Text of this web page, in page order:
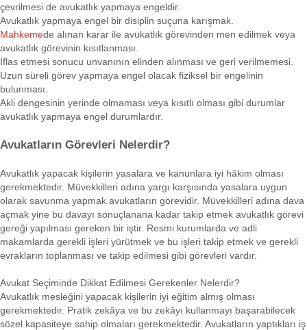
çevrilmesi de avukatlık yapmaya engeldir.
Avukatlık yapmaya engel bir disiplin suçuna karışmak.
Mahkemede alınan karar ile avukatlık görevinden men edilmek veya
avukatlık görevinin kısıtlanması.
İflas etmesi sonucu unvanının elinden alınması ve geri verilmemesi.
Uzun süreli görev yapmaya engel olacak fiziksel bir engelinin
bulunması.
Akli dengesinin yerinde olmaması veya kısıtlı olması gibi durumlar
avukatlık yapmaya engel durumlardır.
Avukatların Görevleri Nelerdir?
Avukatlık yapacak kişilerin yasalara ve kanunlara iyi hâkim olması
gerekmektedir. Müvekkilleri adına yargı karşısında yasalara uygun
olarak savunma yapmak avukatların görevidir. Müvekkilleri adına dava
açmak yine bu davayı sonuçlanana kadar takip etmek avukatlık görevi
gereği yapılması gereken bir iştir. Resmi kurumlarda ve adli
makamlarda gerekli işleri yürütmek ve bu işleri takip etmek ve gerekli
evrakların toplanması ve takip edilmesi gibi görevleri vardır.
Avukat Seçiminde Dikkat Edilmesi Gerekenler Nelerdir?
Avukatlık mesleğini yapacak kişilerin iyi eğitim almış olması
gerekmektedir. Pratik zekâya ve bu zekâyı kullanmayı başarabilecek
sözel kapasiteye sahip olmaları gerekmektedir. Avukatların yaptıkları iş